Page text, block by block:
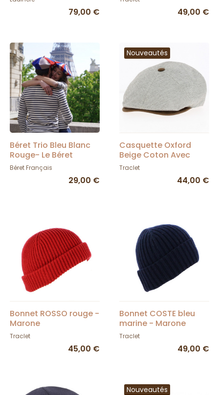
79,00 € 49,00 €
Béret Trio Bleu Blanc
Rouge- Le Béret
Français
Béret Français
29,00 €
Nouveautés
Casquette Oxford
Beige Coton Avec
Bouton - Traclet
Traclet
44,00 €
Bonnet ROSSO rouge -
Marone
Traclet
45,00 €
Bonnet COSTE bleu
marine - Marone
Traclet
49,00 €
Nouveautés